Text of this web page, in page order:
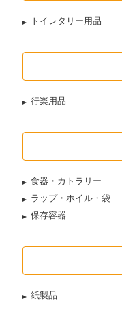
トイレタリー用品
行楽用品
食器・カトラリー
ラップ・ホイル・袋
保存容器
紙製品